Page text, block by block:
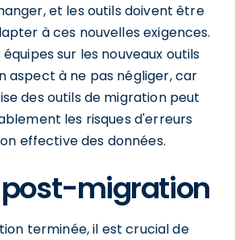
et les outils doivent être
à ces nouvelles exigences.
sur les nouveaux outils
aspect à ne pas négliger, car
des outils de migration peut
les risques d'erreurs
effective des données.
migration
terminée, il est crucial de